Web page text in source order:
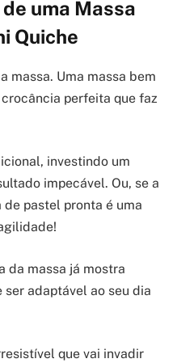
uma Massa
Quiche
massa. Uma massa bem
perfeita que faz
investindo um
impecável. Ou, se a
pastel pronta é uma
da massa já mostra
adaptável ao seu dia
que vai invadir